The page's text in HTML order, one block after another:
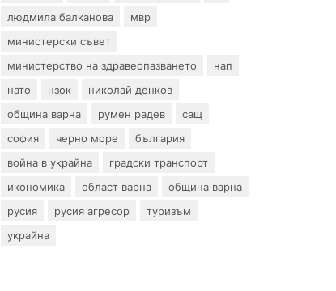
людмила балканова
мвр
министерски съвет
министерство на здравеопазването
нап
нато
нзок
николай денков
община варна
румен радев
сащ
софия
черно море
българия
война в украйна
градски транспорт
икономика
област варна
община варна
русия
русия агресор
туризъм
украйна